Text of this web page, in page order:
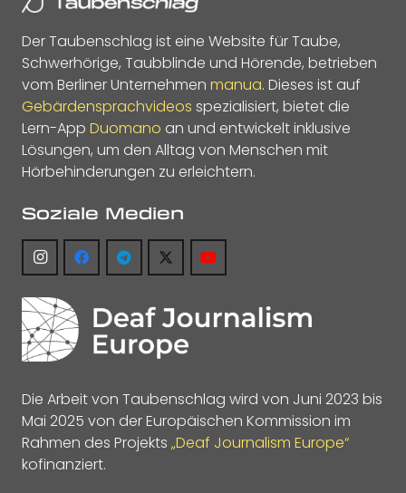
Der Taubenschlag ist eine Website für Taube,
Schwerhörige, Taubblinde und Hörende, betrieben
vom Berliner Unternehmen manua. Dieses ist auf
Gebärdensprachvideos spezialisiert, bietet die
Lern-App Duomano an und entwickelt inklusive
Lösungen, um den Alltag von Menschen mit
Hörbehinderungen zu erleichtern.
Soziale Medien
Die Arbeit von Taubenschlag wird von Juni 2023 bis
Mai 2025 von der Europäischen Kommission im
Rahmen des Projekts „Deaf Journalism Europe“
kofinanziert.